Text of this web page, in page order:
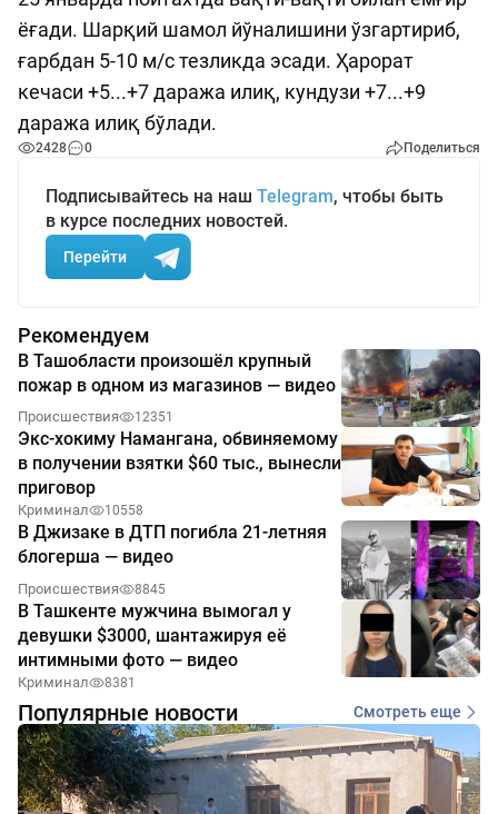
ёғади. Шарқий шамол йўналишини ўзгартириб,
ғарбдан 5-10 м/с тезликда эсади. Ҳарорат
кечаси +5...+7 даража илиқ, кундузи +7...+9
даража илиқ бўлади.
2428 0 Поделиться
Подписывайтесь на наш Telegram, чтобы быть
в курсе последних новостей.
Перейти
Рекомендуем
В Ташобласти произошёл крупный
пожар в одном из магазинов — видео
Происшествия 12351
Экс-хокиму Намангана, обвиняемому
в получении взятки $60 тыс., вынесли
приговор
Криминал 10558
В Джизаке в ДТП погибла 21-летняя
блогерша — видео
Происшествия 8845
В Ташкенте мужчина вымогал у
девушки $3000, шантажируя её
интимными фото — видео
Криминал 8381
Популярные новости Смотреть еще